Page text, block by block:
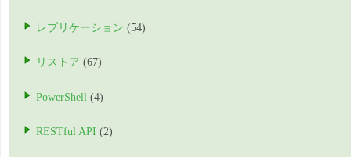
レプリケーション (54)
リストア (67)
PowerShell (4)
RESTful API (2)